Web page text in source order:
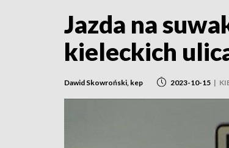
Jazda na
kieleckich
Dawid Skowroński, kep 2023-10-15 |